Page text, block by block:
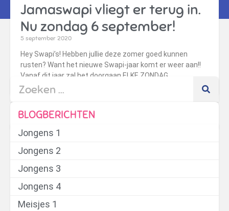
Jamaswapi vliegt er terug in.
Nu zondag 6 september!
5 september 2020
Hey Swapi’s! Hebben jullie deze zomer goed kunnen
rusten? Want het nieuwe Swapi-jaar komt er weer aan!!
Vanaf dit jaar zal het doorgaan ELKE ZONDAG
BLOGBERICHTEN
Jongens 1
Jongens 2
Jongens 3
Jongens 4
Meisjes 1